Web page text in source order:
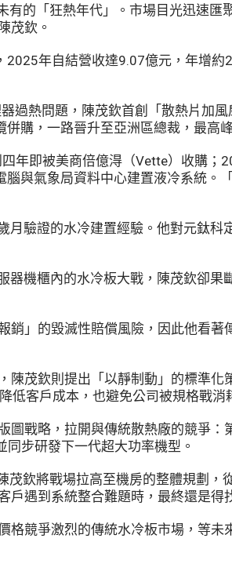
的「狂熱年代」。市場目光迅速
茂欽。
年自結營收達9.07億元，年增
熱問題，陳茂欽首創「散熱片加
購，一路晉升至亞洲區總裁，最高
年即被美商倍億淂（Vette）收購；
與氣象局資料中心建置液冷系統。
驗證的水冷建置經驗。他對元鈦
機櫃內的水冷板大戰，陳茂欽卻
」的毀滅性賠償風險，因此他看
茂欽則提出「以靜制動」的標準
低客戶成本，也避免公司被規格戰消
戰略，拉開與傳統散熱廠的競爭：
同步研發下一代超大功率機型。
欽將戰場拉高至機房的整體規劃
遇到系統整合難題時，最終還是得
競爭激烈的傳統水冷板市場，等